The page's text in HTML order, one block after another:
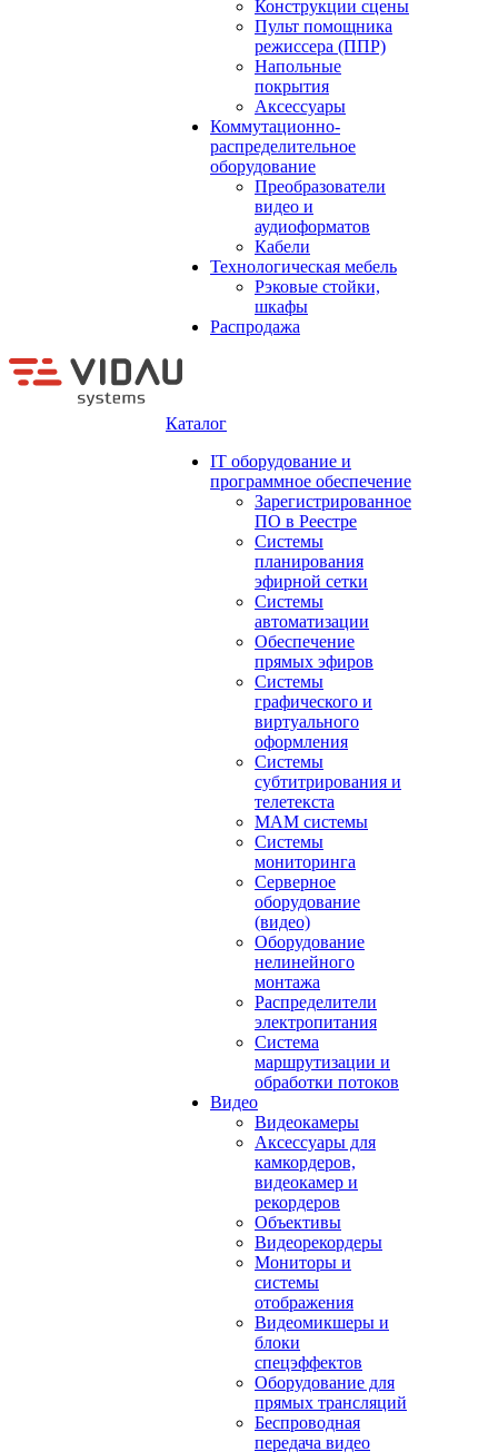
Конструкции сцены
Пульт помощника
режиссера (ППР)
Напольные
покрытия
Аксессуары
Коммутационно-
распределительное
оборудование
Преобразователи
видео и
аудиоформатов
Кабели
Технологическая мебель
Рэковые стойки,
шкафы
Распродажа
Каталог
IT оборудование и
программное обеспечение
Зарегистрированное
ПО в Реестре
Системы
планирования
эфирной сетки
Системы
автоматизации
Обеспечение
прямых эфиров
Системы
графического и
виртуального
оформления
Системы
субтитрирования и
телетекста
MAM системы
Системы
мониторинга
Серверное
оборудование
(видео)
Оборудование
нелинейного
монтажа
Распределители
электропитания
Система
маршрутизации и
обработки потоков
Видео
Видеокамеры
Аксессуары для
камкордеров,
видеокамер и
рекордеров
Объективы
Видеорекордеры
Мониторы и
системы
отображения
Видеомикшеры и
блоки
спецэффектов
Оборудование для
прямых трансляций
Беспроводная
передача видео